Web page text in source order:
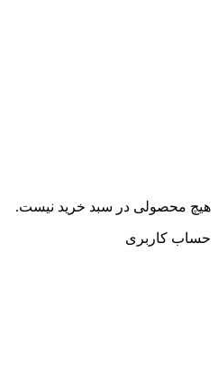
هیچ محصولی در سبد خرید نیست.
حساب کاربری